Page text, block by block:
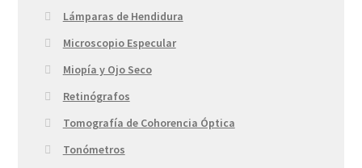
Lámparas de Hendidura
Microscopio Especular
Miopía y Ojo Seco
Retinógrafos
Tomografía de Cohorencia Óptica
Tonómetros